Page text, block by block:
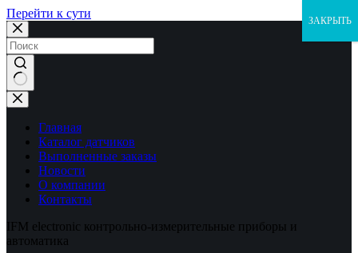
Перейти к сути
Ничего
не
найденоГлавная
Каталог датчиков
Выполненные заказы
Новости
О компании
Контакты
IFM electronic контрольно-измерительные приборы и
автоматика
ЗАКРЫТЬ